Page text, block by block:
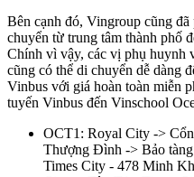
Bên cạnh đó, Vingroup cũng
chuyển từ trung tâm thành phố
Chính vì vậy, các vị phụ huynh
cũng có thể di chuyển dễ dàng
Vinbus với giá hoàn toàn miễn
tuyến Vinbus đến Vinschool
OCT1: Royal City ->
Thượng Đình -> Bảo
Times City - 478 Minh